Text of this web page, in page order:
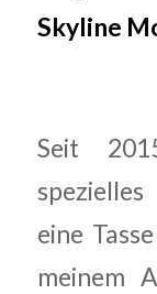
Skyline
Seit
eine
meinem